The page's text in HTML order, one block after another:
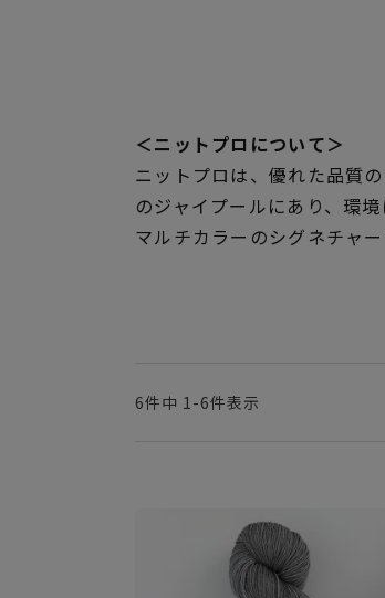
＜ニットプロについて＞
ニットプロは、優れた品質
のジャイプールにあり、環
マルチカラーのシグネチャ
6件中 1 -6件表示